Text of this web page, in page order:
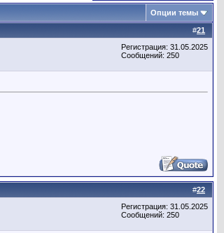
Опции темы
#21
Регистрация: 31.05.2025
Сообщений: 250
#22
Регистрация: 31.05.2025
Сообщений: 250